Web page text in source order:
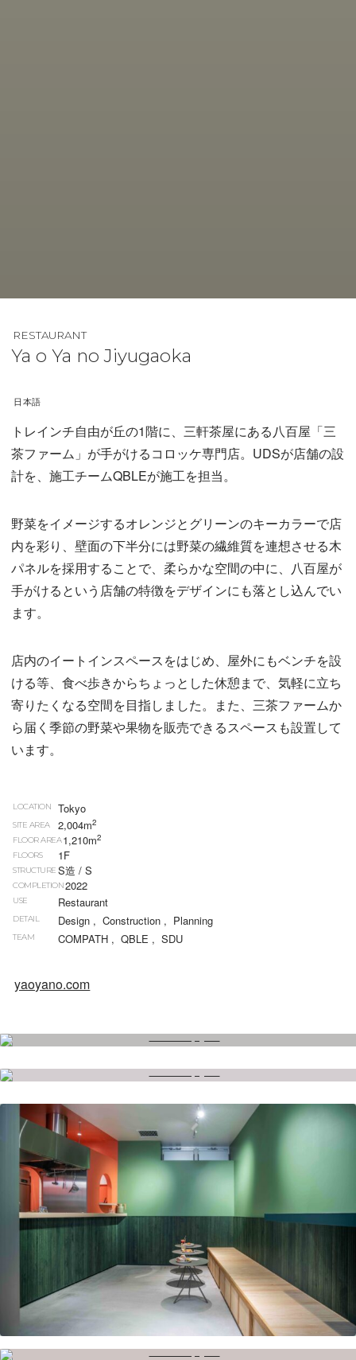
RESTAURANT
Ya o Ya no Jiyugaoka
日本語
トレインチ自由が丘の1階に、三軒茶屋にある八百屋「三
茶ファーム」が手がけるコロッケ専門店。UDSが店舗の設
計を、施工チームQBLEが施工を担当。
野菜をイメージするオレンジとグリーンのキーカラーで店
内を彩り、壁面の下半分には野菜の繊維質を連想させる木
パネルを採用することで、柔らかな空間の中に、八百屋が
手がけるという店舗の特徴をデザインにも落とし込んでい
ます。
店内のイートインスペースをはじめ、屋外にもベンチを設
ける等、食べ歩きからちょっとした休憩まで、気軽に立ち
寄りたくなる空間を目指しました。また、三茶ファームか
ら届く季節の野菜や果物を販売できるスペースも設置して
います。
LOCATION Tokyo
SITE AREA 2,004m2
FLOOR AREA 1,210m2
FLOORS 1F
STRUCTURE S造 / S
COMPLETION2022
USE Restaurant
DETAIL Design , Construction , Planning
TEAM COMPATH , QBLE , SDU
yaoyano.com